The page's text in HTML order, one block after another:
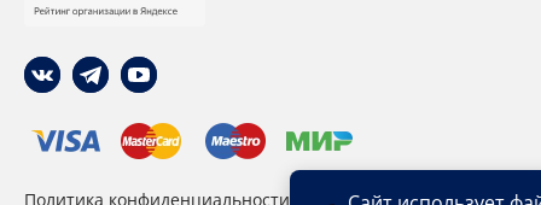
Политика конфиденциальности Пользовательское